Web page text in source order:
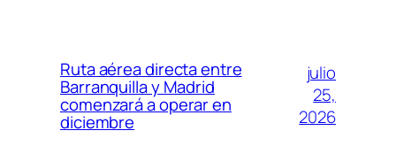
Ruta aérea directa entre
Barranquilla y Madrid
comenzará a operar en
diciembre
julio
25,
2026